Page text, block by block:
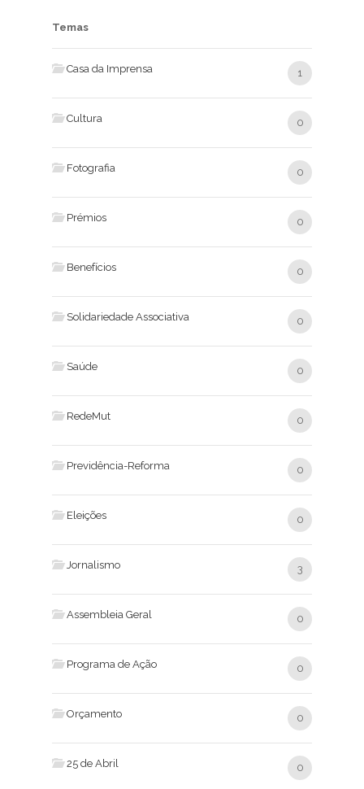
Temas
Casa da Imprensa 1
Cultura 0
Fotografia 0
Prémios 0
Benefícios 0
Solidariedade Associativa 0
Saúde 0
RedeMut 0
Previdência-Reforma 0
Eleições 0
Jornalismo 3
Assembleia Geral 0
Programa de Ação 0
Orçamento 0
25 de Abril 0